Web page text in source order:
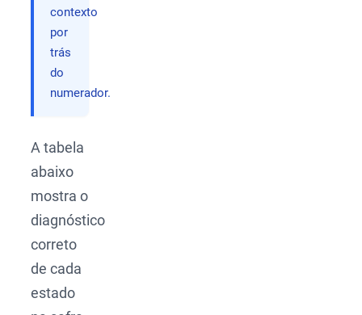
contexto
por
trás
do
numerador.
A tabela
abaixo
mostra o
diagnóstico
correto
de cada
estado